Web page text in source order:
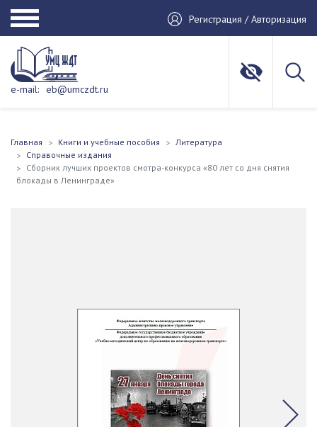
Регистрация / Авторизация
e-mail: eb@umczdt.ru
Главная Книги и учебные пособия
Литература
Справочные издания
Сборник лучших проектов смотра-конкурса «80 лет со дня снятия
блокады в Ленинграде»